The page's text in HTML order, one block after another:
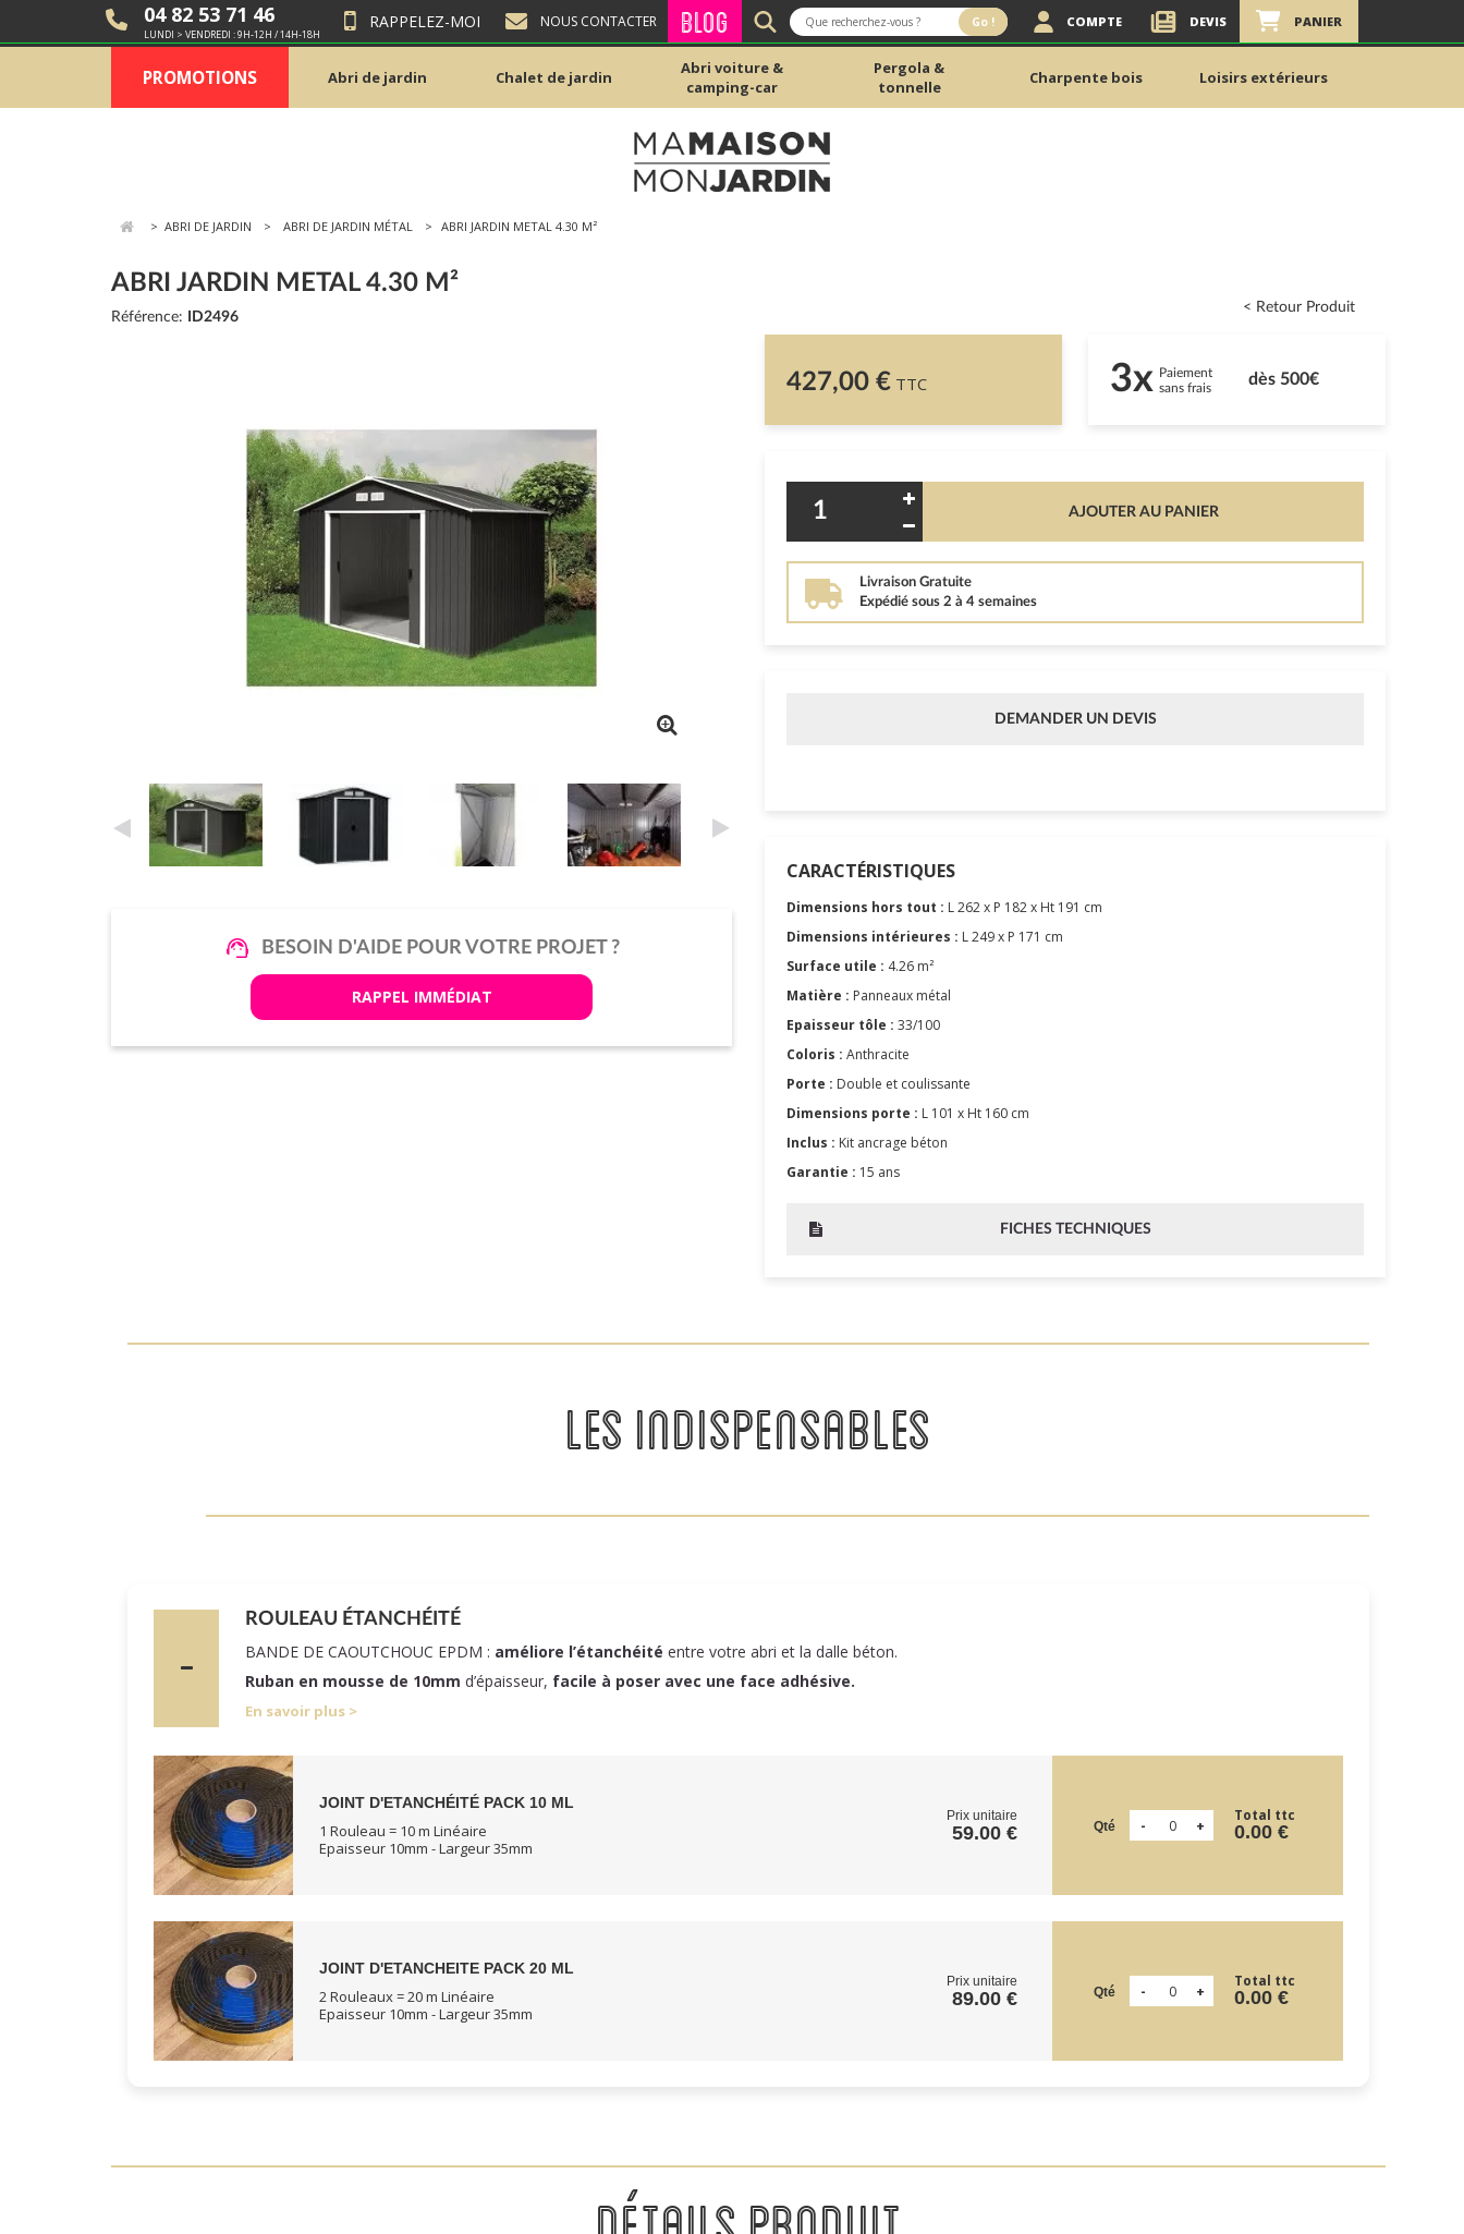
04 82 53 71 46
LUNDI > VENDREDI : 9H-12H / 14H-18H
RAPPELEZ-MOI NOUS CONTACTER BLOG Go ! COMPTE DEVIS PANIER
PROMOTIONS Abri de jardin Chalet de jardin
Abri voiture &
camping-car
Pergola &
tonnelle
Charpente bois Loisirs extérieurs
> ABRI DE JARDIN ABRI DE JARDIN MÉTAL ABRI JARDIN METAL 4.30 M²
< Retour Produit
ABRI JARDIN METAL 4.30 M²
Référence: ID2496
BESOIN D'AIDE POUR VOTRE PROJET ?
RAPPEL IMMÉDIAT
427,00 € TTC 3x Paiement
sans frais
dès 500€
AJOUTER AU PANIER
Livraison Gratuite
Expédié sous 2 à 4 semaines
DEMANDER UN DEVIS
CARACTÉRISTIQUES
Dimensions hors tout : L 262 x P 182 x Ht 191 cm
Dimensions intérieures : L 249 x P 171 cm
Surface utile : 4.26 m²
Matière : Panneaux métal
Epaisseur tôle : 33/100
Coloris : Anthracite
Porte : Double et coulissante
Dimensions porte : L 101 x Ht 160 cm
Inclus : Kit ancrage béton
Garantie : 15 ans
FICHES TECHNIQUES
LES INDISPENSABLES
ROULEAU ÉTANCHÉITÉ
BANDE DE CAOUTCHOUC EPDM : améliore l’étanchéité entre votre abri et la dalle béton.
Ruban en mousse de 10mm d’épaisseur, facile à poser avec une face adhésive.
En savoir plus
JOINT D'ETANCHÉITÉ PACK 10 ML
1 Rouleau = 10 m Linéaire
Epaisseur 10mm - Largeur 35mm
Prix unitaire
59.00 € Qté
Total ttc
0.00 €
JOINT D'ETANCHEITE PACK 20 ML
2 Rouleaux = 20 m Linéaire
Epaisseur 10mm - Largeur 35mm
Prix unitaire
89.00 € Qté
Total ttc
0.00 €